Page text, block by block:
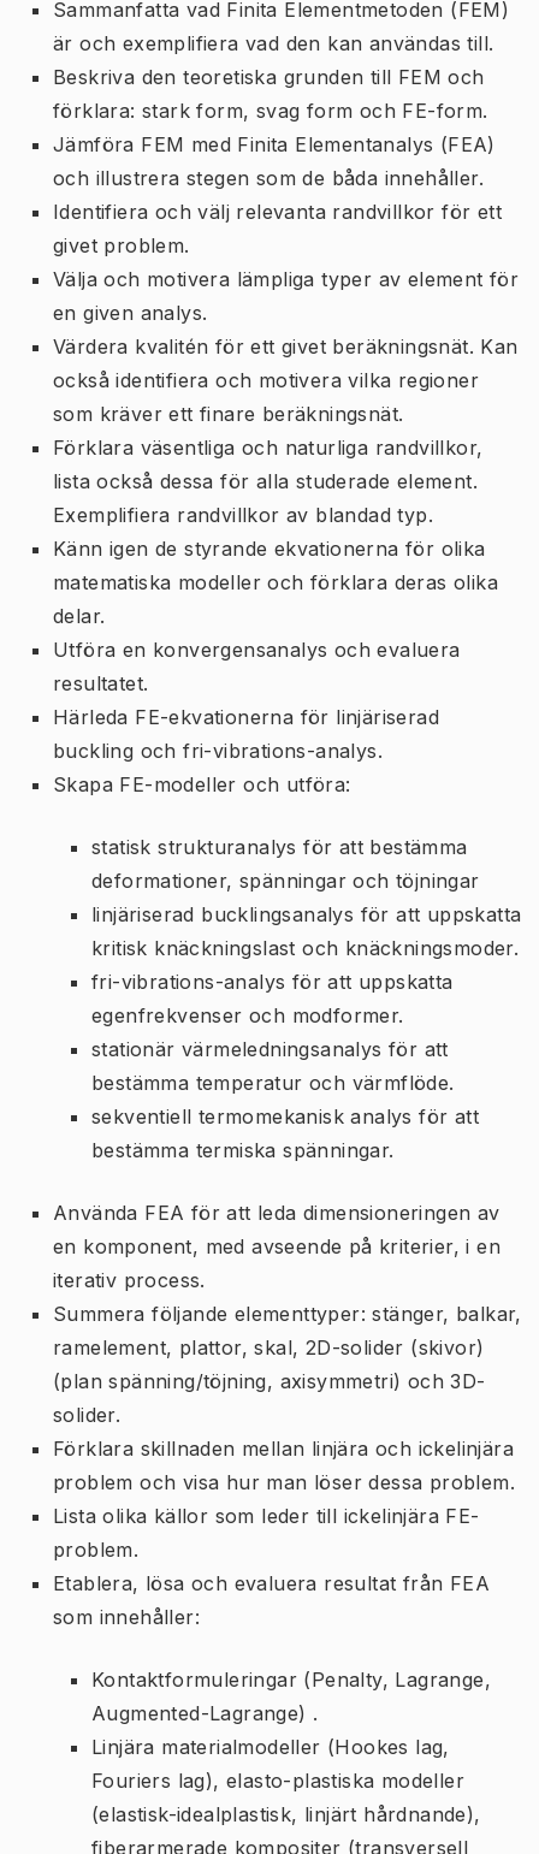
Sammanfatta vad Finita Elementmetoden (FEM)
är och exemplifiera vad den kan användas till.
Beskriva den teoretiska grunden till FEM och
förklara: stark form, svag form och FE-form.
Jämföra FEM med Finita Elementanalys (FEA)
och illustrera stegen som de båda innehåller.
Identifiera och välj relevanta randvillkor för ett
givet problem.
Välja och motivera lämpliga typer av element för
en given analys.
Värdera kvalitén för ett givet beräkningsnät. Kan
också identifiera och motivera vilka regioner
som kräver ett finare beräkningsnät.
Förklara väsentliga och naturliga randvillkor,
lista också dessa för alla studerade element.
Exemplifiera randvillkor av blandad typ.
Känn igen de styrande ekvationerna för olika
matematiska modeller och förklara deras olika
delar.
Utföra en konvergensanalys och evaluera
resultatet.
Härleda FE-ekvationerna för linjäriserad
buckling och fri-vibrations-analys.
Skapa FE-modeller och utföra:
statisk strukturanalys för att bestämma
deformationer, spänningar och töjningar
linjäriserad bucklingsanalys för att uppskatta
kritisk knäckningslast och knäckningsmoder.
fri-vibrations-analys för att uppskatta
egenfrekvenser och modformer.
stationär värmeledningsanalys för att
bestämma temperatur och värmflöde.
sekventiell termomekanisk analys för att
bestämma termiska spänningar.
Använda FEA för att leda dimensioneringen av
en komponent, med avseende på kriterier, i en
iterativ process.
Summera följande elementtyper: stänger, balkar,
ramelement, plattor, skal, 2D-solider (skivor)
(plan spänning/töjning, axisymmetri) och 3D-
solider.
Förklara skillnaden mellan linjära och ickelinjära
problem och visa hur man löser dessa problem.
Lista olika källor som leder till ickelinjära FE-
problem.
Etablera, lösa och evaluera resultat från FEA
som innehåller:
Kontaktformuleringar (Penalty, Lagrange,
Augmented-Lagrange) .
Linjära materialmodeller (Hookes lag,
Fouriers lag), elasto-plastiska modeller
(elastisk-idealplastisk, linjärt hårdnande),
fiberarmerade kompositer (transversell